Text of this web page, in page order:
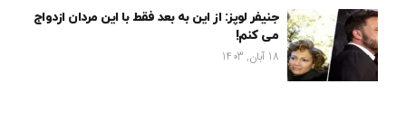
جنیفر لوپز: از این به بعد فقط با این مردان ازدواج
می کنم!
18 آبان, 1403